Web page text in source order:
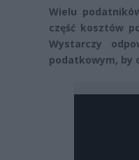
Wielu
część kosztów
Wystarczy
podatkowym, by